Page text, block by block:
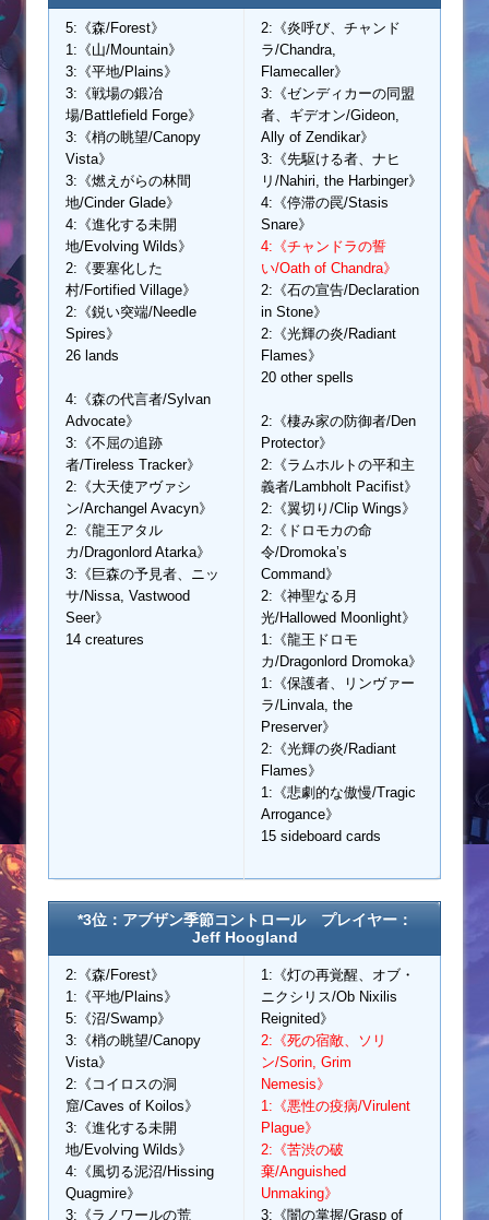
5:《森/Forest》
1:《山/Mountain》
3:《平地/Plains》
3:《戦場の鍛冶
場/Battlefield Forge》
3:《梢の眺望/Canopy
Vista》
3:《燃えがらの林間
地/Cinder Glade》
4:《進化する未開
地/Evolving Wilds》
2:《要塞化した
村/Fortified Village》
2:《鋭い突端/Needle
Spires》
26 lands
4:《森の代言者/Sylvan
Advocate》
3:《不屈の追跡
者/Tireless Tracker》
2:《大天使アヴァシ
ン/Archangel Avacyn》
2:《龍王アタル
カ/Dragonlord Atarka》
3:《巨森の予見者、ニッ
サ/Nissa, Vastwood
Seer》
14 creatures
2:《炎呼び、チャンド
ラ/Chandra,
Flamecaller》
3:《ゼンディカーの同盟
者、ギデオン/Gideon,
Ally of Zendikar》
3:《先駆ける者、ナヒ
リ/Nahiri, the Harbinger》
4:《停滞の罠/Stasis
Snare》
4:《チャンドラの誓
い/Oath of Chandra》
2:《石の宣告/Declaration
in Stone》
2:《光輝の炎/Radiant
Flames》
20 other spells
2:《棲み家の防御者/Den
Protector》
2:《ラムホルトの平和主
義者/Lambholt Pacifist》
2:《翼切り/Clip Wings》
2:《ドロモカの命
令/Dromoka’s
Command》
2:《神聖なる月
光/Hallowed Moonlight》
1:《龍王ドロモ
カ/Dragonlord Dromoka》
1:《保護者、リンヴァー
ラ/Linvala, the
Preserver》
2:《光輝の炎/Radiant
Flames》
1:《悲劇的な傲慢/Tragic
Arrogance》
15 sideboard cards
*3位：アブザン季節コントロール プレイヤー：
Jeff Hoogland
2:《森/Forest》
1:《平地/Plains》
5:《沼/Swamp》
3:《梢の眺望/Canopy
Vista》
2:《コイロスの洞
窟/Caves of Koilos》
3:《進化する未開
地/Evolving Wilds》
4:《風切る泥沼/Hissing
Quagmire》
3:《ラノワールの荒
1:《灯の再覚醒、オブ・
ニクシリス/Ob Nixilis
Reignited》
2:《死の宿敵、ソリ
ン/Sorin, Grim
Nemesis》
1:《悪性の疫病/Virulent
Plague》
2:《苦渋の破
棄/Anguished
Unmaking》
3:《闇の掌握/Grasp of